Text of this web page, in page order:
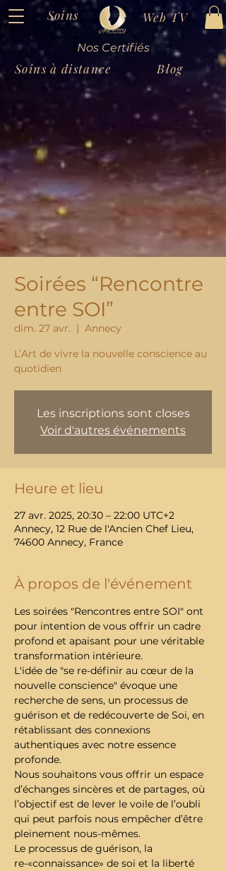
Soins Web TV
Soins à distance Blog
Nos Certifiés
Soirées “Rencontre
entre SOI”
dim. 27 avr.
  |
Annecy
L’Art de vivre la nouvelle conscience au
Les inscriptions sont closes
Voir d'autres événements
Heure et lieu
27 avr. 2025, 20:30 – 22:00 UTC+2
Annecy, 12 Rue de l'Ancien Chef Lieu,
74600 Annecy, France
À propos de l'événement
Les soirées "Rencontres entre SOI" ont
pour intention de vous offrir un cadre
profond et apaisant pour une véritable
transformation intérieure.
L'idée de "se re-définir au cœur de la
nouvelle conscience" évoque une
recherche de sens, un processus de
guérison et de redécouverte de Soi, en
rétablissant des connexions
authentiques avec notre essence
profonde.
Nous souhaitons vous offrir un espace
d’échanges sincères et de partages, où
l’objectif est de lever le voile de l’oubli
qui peut parfois nous empêcher d’être
pleinement nous-mêmes.
Le processus de guérison, la
re-«connaissance» de soi et la liberté